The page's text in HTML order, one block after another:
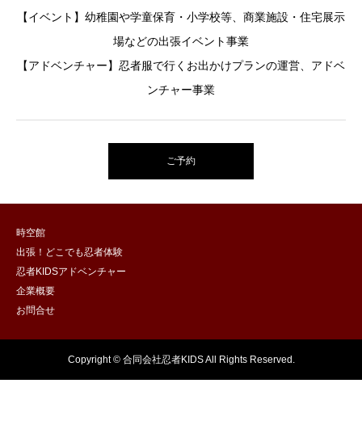
【イベント】幼稚園や学童保育・小学校等、商業施設・住宅展示
場などの出張イベント事業
【アドベンチャー】忍者服で行くお出かけプランの運営、アドベ
ンチャー事業
ご予約
時空館
出張！どこでも忍者体験
忍者KIDSアドベンチャー
企業概要
お問合せ
Copyright © 合同会社忍者KIDS All Rights Reserved.